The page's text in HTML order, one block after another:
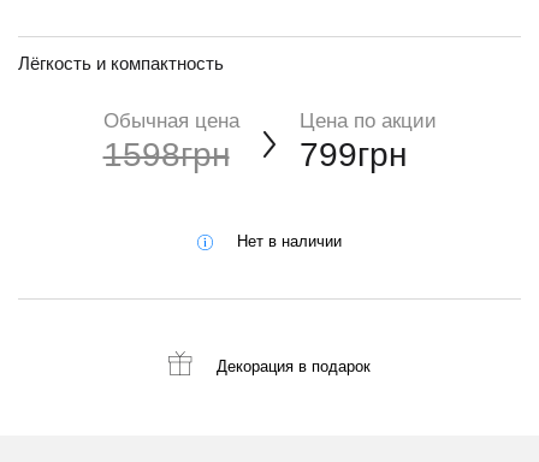
Лёгкость и компактность
Обычная цена
1598грн
Цена по акции
799грн
Нет в наличии
Декорация в подарок